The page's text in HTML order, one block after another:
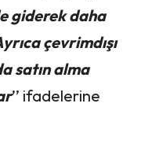
giderek daha
çevrimdışı
satın alma
’’ ifadelerine